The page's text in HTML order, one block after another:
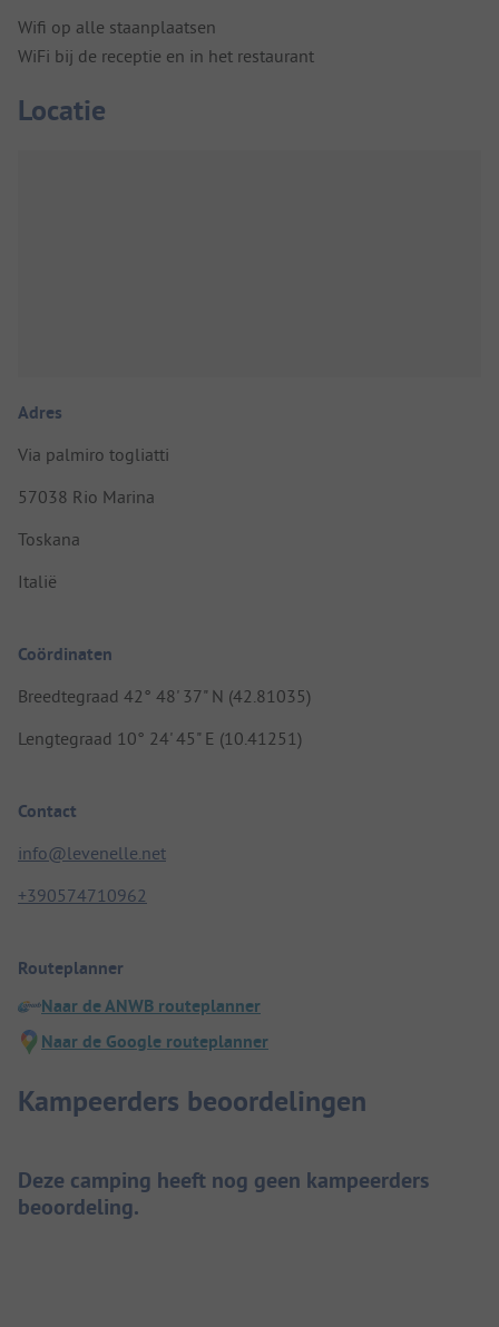
Wifi op alle staanplaatsen
WiFi bij de receptie en in het restaurant
Locatie
Adres
Via palmiro togliatti
57038 Rio Marina
Toskana
Italië
Coördinaten
Breedtegraad 42° 48' 37" N (42.81035)
Lengtegraad 10° 24' 45" E (10.41251)
Contact
info@levenelle.net
+390574710962
Routeplanner
Naar de ANWB routeplanner
Naar de Google routeplanner
Kampeerders beoordelingen
Deze camping heeft nog geen kampeerders
beoordeling.